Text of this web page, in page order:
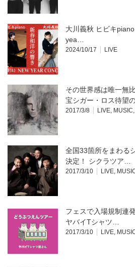
大川義秋 ヒビキ
yea…
2024/10/17 LIVE
その世界感は唯一無
宝シガー・ロス待望
2017/3/8 LIVE, MUSIC,
全国33箇所をまわる
決定！ シクラツア…
2017/3/10 LIVE,
フェスで入場規制連
ヤバイTシャツ…
2017/3/10 LIVE,